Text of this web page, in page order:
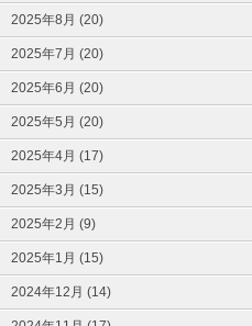
2025年8月 (20)
2025年7月 (20)
2025年6月 (20)
2025年5月 (20)
2025年4月 (17)
2025年3月 (15)
2025年2月 (9)
2025年1月 (15)
2024年12月 (14)